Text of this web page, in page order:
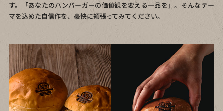
す。
「あなたのハンバーガーの価値観を変える一品を」。 そんなテー
マを込めた自信作を、豪快に頬張ってみてください。